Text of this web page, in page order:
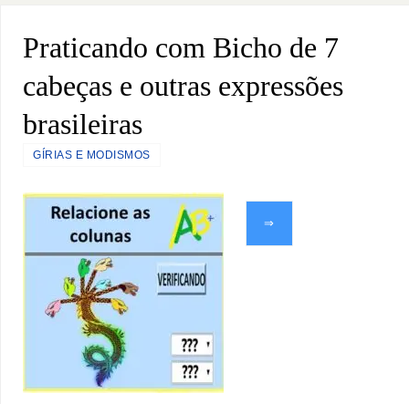
Praticando com Bicho de 7
cabeças e outras expressões
brasileiras
GÍRIAS E MODISMOS
⇒